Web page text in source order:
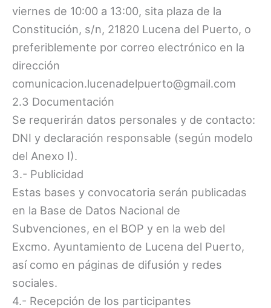
viernes de 10:00 a 13:00, sita plaza de la
Constitución, s/n, 21820 Lucena del Puerto, o
preferiblemente por correo electrónico en la
dirección
comunicacion.lucenadelpuerto@gmail.com
2.3 Documentación
Se requerirán datos personales y de contacto:
DNI y declaración responsable (según modelo
del Anexo I).
3.- Publicidad
Estas bases y convocatoria serán publicadas
en la Base de Datos Nacional de
Subvenciones, en el BOP y en la web del
Excmo. Ayuntamiento de Lucena del Puerto,
así como en páginas de difusión y redes
sociales.
4.- Recepción de los participantes